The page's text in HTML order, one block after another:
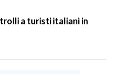
a turisti italiani in